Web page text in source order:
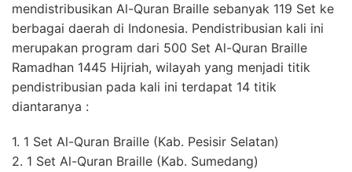
mendistribusikan Al-Quran Braille sebanyak 119 Set ke
berbagai daerah di Indonesia. Pendistribusian kali ini
merupakan program dari 500 Set Al-Quran Braille
Ramadhan 1445 Hijriah, wilayah yang menjadi titik
pendistribusian pada kali ini terdapat 14 titik
diantaranya :
1. 1 Set Al-Quran Braille (Kab. Pesisir Selatan)
2. 1 Set Al-Quran Braille (Kab. Sumedang)